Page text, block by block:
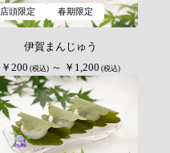
店頭限定 春期限定
伊賀まんじゅう
￥200 (税込)～ ￥1,200 (税込)